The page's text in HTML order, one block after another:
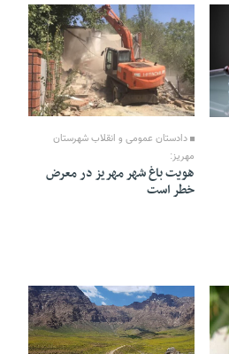
06 Tir 1405 - 16:11
دادستان عمومی و انقلاب شهرستان
مهریز:
هویت باغ‌ شهر مهریز در معرض
خطر است